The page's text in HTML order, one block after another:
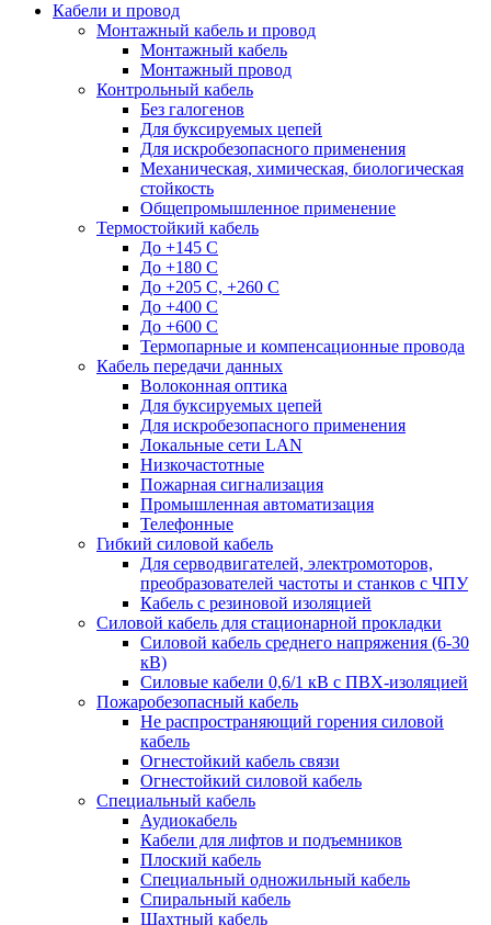
Кабели и провод
Монтажный кабель и провод
Монтажный кабель
Монтажный провод
Контрольный кабель
Без галогенов
Для буксируемых цепей
Для искробезопасного применения
Механическая, химическая, биологическая
стойкость
Общепромышленное применение
Термостойкий кабель
До +145 С
До +180 C
До +205 С, +260 С
До +400 C
До +600 С
Термопарные и компенсационные провода
Кабель передачи данных
Волоконная оптика
Для буксируемых цепей
Для искробезопасного применения
Локальные сети LAN
Низкочастотные
Пожарная сигнализация
Промышленная автоматизация
Телефонные
Гибкий силовой кабель
Для серводвигателей, электромоторов,
преобразователей частоты и станков с ЧПУ
Кабель с резиновой изоляцией
Силовой кабель для стационарной прокладки
Силовой кабель среднего напряжения (6-30
кВ)
Силовые кабели 0,6/1 кВ с ПВХ-изоляцией
Пожаробезопасный кабель
Не распространяющий горения силовой
кабель
Огнестойкий кабель связи
Огнестойкий силовой кабель
Специальный кабель
Аудиокабель
Кабели для лифтов и подъемников
Плоский кабель
Специальный одножильный кабель
Спиральный кабель
Шахтный кабель